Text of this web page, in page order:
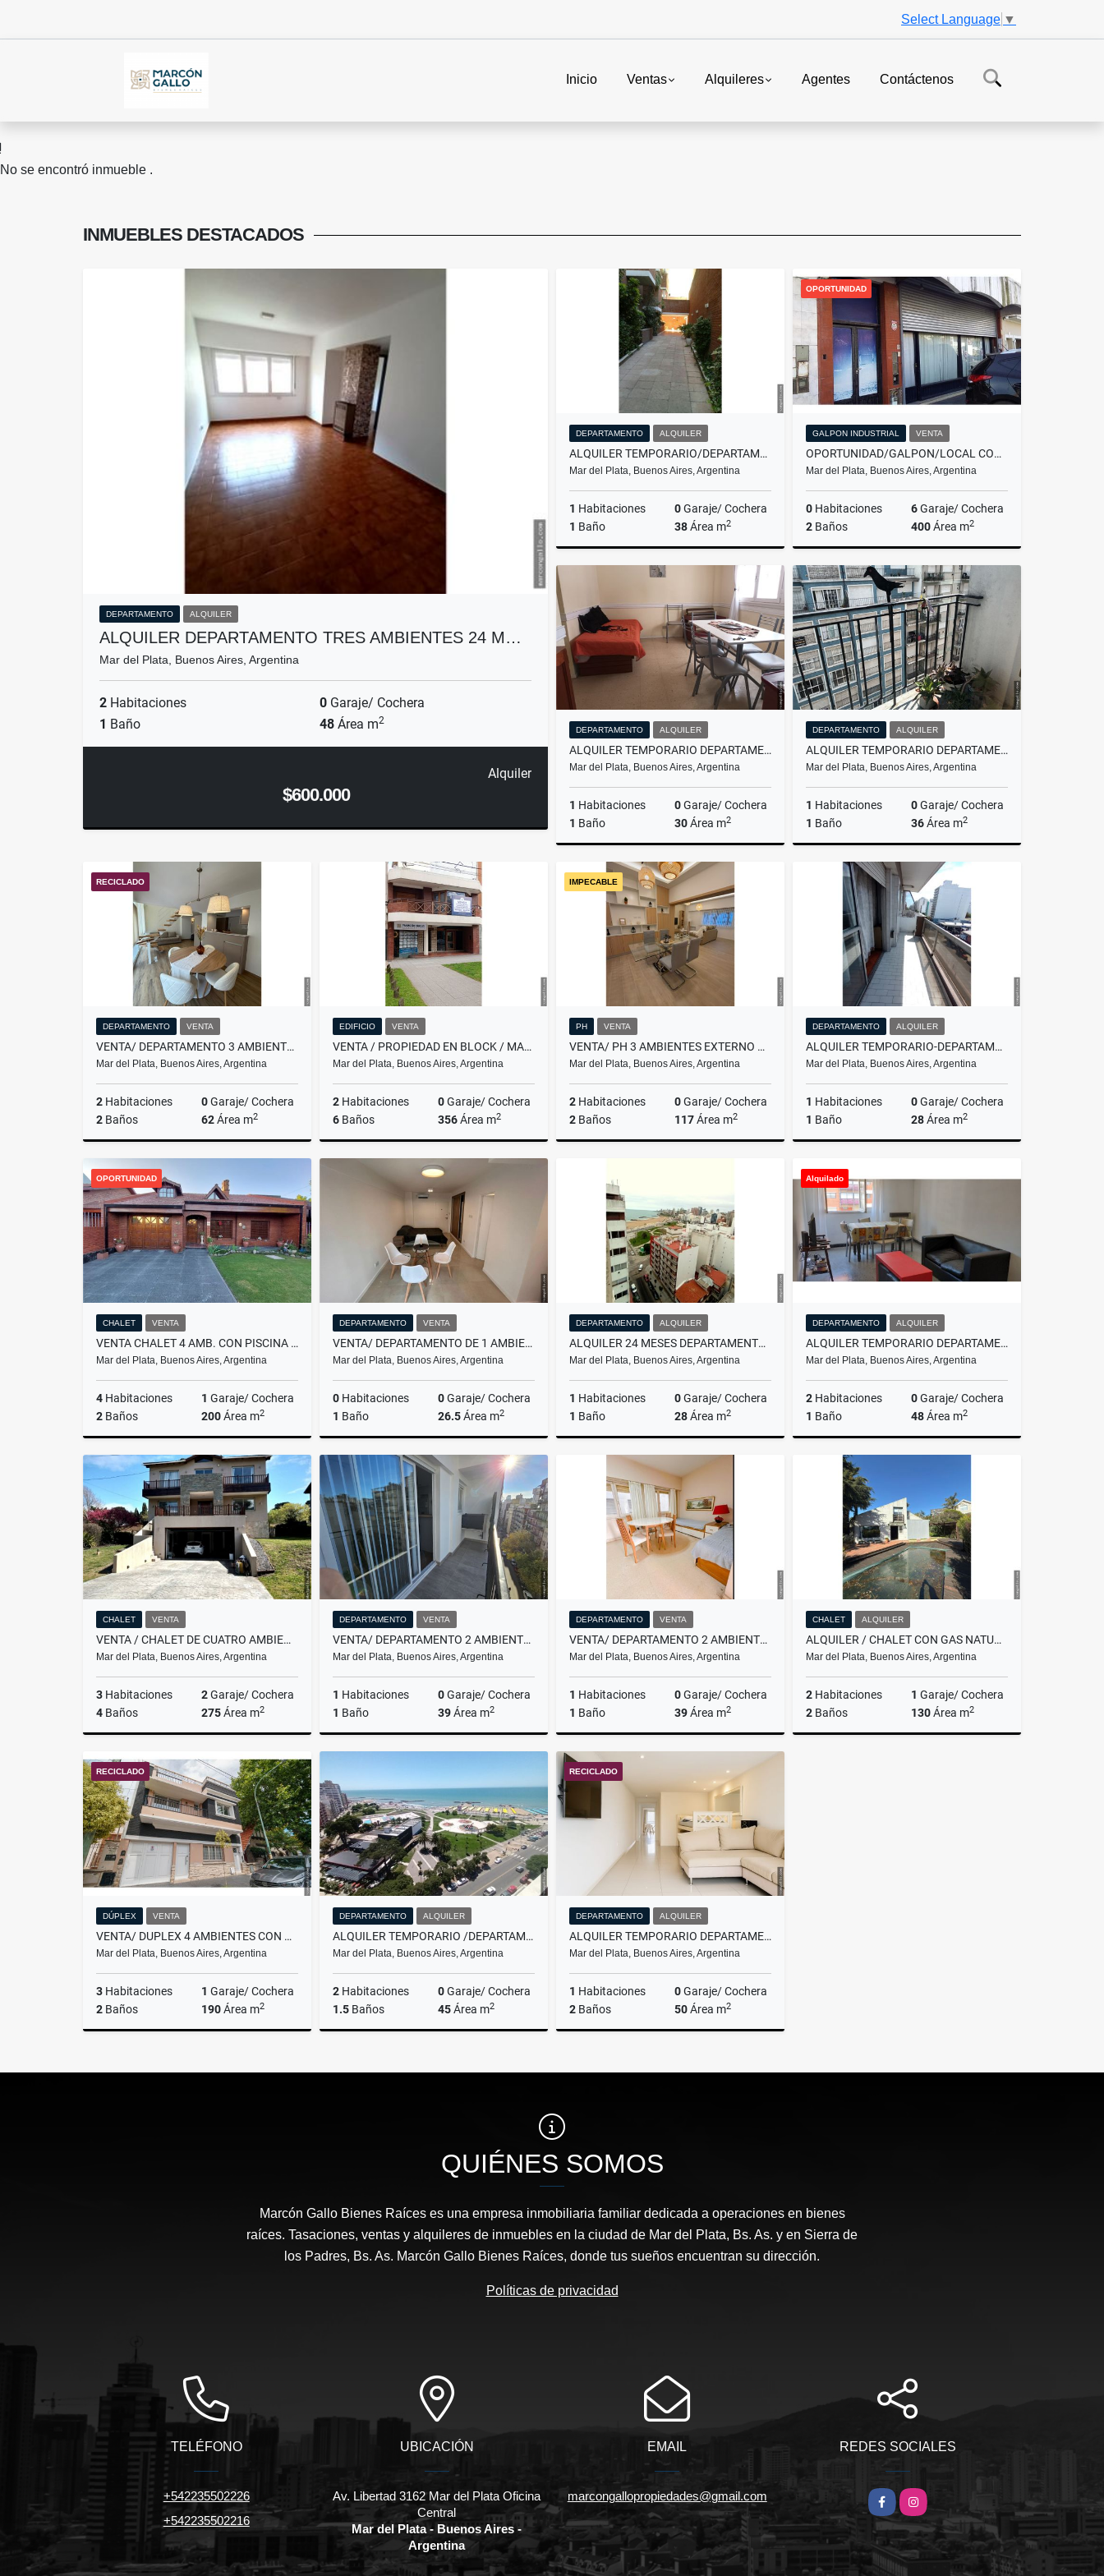
Select Language ▼
Inicio Ventas Alquileres Agentes Contáctenos
No se encontró inmueble .
INMUEBLES DESTACADOS
DEPARTAMENTO ALQUILER
ALQUILER DEPARTAMENTO TRES AMBIENTES 24 M…
Mar del Plata, Buenos Aires, Argentina
2 Habitaciones 0 Garaje/ Cochera
1 Baño 48 Área m2
Alquiler
$600.000
DEPARTAMENTO ALQUILER
ALQUILER TEMPORARIO/DEPARTAMENTO DE 2 AMBIENTES/MAR DEL PLATA
Mar del Plata, Buenos Aires, Argentina
1 Habitaciones 0Garaje/ Cochera
1 Baño 38Área m2
Alquiler
OPORTUNIDAD
GALPON INDUSTRIAL VENTA
OPORTUNIDAD/GALPON/LOCAL CON OFICINAS/VENTA/TOMA PERMUTA
Mar del Plata, Buenos Aires, Argentina
0 Habitaciones 6Garaje/ Cochera
2 Baños 400Área m2
US$200,000
DEPARTAMENTO ALQUILER
ALQUILER TEMPORARIO DEPARTAMENTO 2 AMBIENTES/MAR DEL PLATA
Mar del Plata, Buenos Aires, Argentina
1 Habitaciones 0Garaje/ Cochera
1 Baño 30Área m2
$11.111
DEPARTAMENTO ALQUILER
ALQUILER TEMPORARIO DEPARTAMENTO 2 AMBIENTES/ MAR DEL PLATA
Mar del Plata, Buenos Aires, Argentina
1 Habitaciones 0Garaje/ Cochera
1 Baño 36Área m2
$11.111
RECICLADO
DEPARTAMENTO VENTA
VENTA/ DEPARTAMENTO 3 AMBIENTES A LA CALLE EN DUPLEX/ / MAR DEL PLATA
Mar del Plata, Buenos Aires, Argentina
2 Habitaciones 0Garaje/ Cochera
2 Baños 62Área m2
US$115,900
EDIFICIO VENTA
VENTA / PROPIEDAD EN BLOCK / MAR DEL PLATA
Mar del Plata, Buenos Aires, Argentina
2 Habitaciones 0Garaje/ Cochera
6 Baños 356Área m2
US$520,000
IMPECABLE
PH VENTA
VENTA/ PH 3 AMBIENTES EXTERNO APTO CRÉDITO / MAR DEL PLATA
Mar del Plata, Buenos Aires, Argentina
2 Habitaciones 0Garaje/ Cochera
2 Baños 117Área m2
DEPARTAMENTO ALQUILER
ALQUILER TEMPORARIO-DEPARTAMENTO 1 AMBIENTE- MAR DEL PLATA
Mar del Plata, Buenos Aires, Argentina
1 Habitaciones 0Garaje/ Cochera
1 Baño 28Área m2
$11.111
OPORTUNIDAD
CHALET VENTA
VENTA CHALET 4 AMB. CON PISCINA Y PLAYROOM-MAR DEL PLATA
Mar del Plata, Buenos Aires, Argentina
4 Habitaciones 1 Garaje/ Cochera
2 Baños 200Área m2
Venta
US$219,000
DEPARTAMENTO VENTA
VENTA/ DEPARTAMENTO DE 1 AMBIENTE CON BALCON SALIENTE / MAR DEL PLATA
Mar del Plata, Buenos Aires, Argentina
0 Habitaciones 0Garaje/ Cochera
1 Baño 26.5Área m2
Venta
US$61,000
DEPARTAMENTO ALQUILER
ALQUILER 24 MESES DEPARTAMENTO DE 1 AMBIENTE/MAR DEL PLATA
Mar del Plata, Buenos Aires, Argentina
1 Habitaciones 0Garaje/ Cochera
1 Baño 28Área m2
$480.000
Alquilado
DEPARTAMENTO ALQUILER
ALQUILER TEMPORARIO DEPARTAMENTO DE 3 AMBIENTES/MAR DEL PLATA
Mar del Plata, Buenos Aires, Argentina
2 Habitaciones 0Garaje/ Cochera
1 Baño 48Área m2
CHALET VENTA
VENTA / CHALET DE CUATRO AMBIENTES / SIERRA DE LOS PADRES
Mar del Plata, Buenos Aires, Argentina
3 Habitaciones 2Garaje/ Cochera
4 Baños 275Área m2
Venta
US$265,000
DEPARTAMENTO VENTA
VENTA/ DEPARTAMENTO 2 AMBIENTES A LA CALLE / MAR DEL PLATA
Mar del Plata, Buenos Aires, Argentina
1 Habitaciones 0Garaje/ Cochera
1 Baño 39Área m2
DEPARTAMENTO VENTA
VENTA/ DEPARTAMENTO 2 AMBIENTES A LA CALLE / MAR DEL PLATA
Mar del Plata, Buenos Aires, Argentina
1 Habitaciones 0Garaje/ Cochera
1 Baño 39Área m2
Venta
CHALET ALQUILER
ALQUILER / CHALET CON GAS NATURAL / SIERRA DE LOS PADRES
Mar del Plata, Buenos Aires, Argentina
2 Habitaciones 1 Garaje/ Cochera
2 Baños 130Área m2
RECICLADO
DÚPLEX VENTA
VENTA/ DUPLEX 4 AMBIENTES CON COCHERA/ MAR DEL PLATA
Mar del Plata, Buenos Aires, Argentina
3 Habitaciones 1 Garaje/ Cochera
2 Baños 190Área m2
US$270,000
DEPARTAMENTO ALQUILER
ALQUILER TEMPORARIO /DEPARTAMENTO 3 AMBIENTES/MAR DEL PLATA
Mar del Plata, Buenos Aires, Argentina
2 Habitaciones 0Garaje/ Cochera
1.5 Baños 45Área m2
$11.111
RECICLADO
DEPARTAMENTO ALQUILER
ALQUILER TEMPORARIO DEPARTAMENTO DE 2 AMBIENTES/MAR DEL PLATA
Mar del Plata, Buenos Aires, Argentina
1 Habitaciones 0Garaje/ Cochera
2 Baños 50Área m2
$11.111
QUIÉNES SOMOS
Marcón Gallo Bienes Raíces es una empresa inmobiliaria familiar dedicada a operaciones en bienes
raíces. Tasaciones, ventas y alquileres de inmuebles en la ciudad de Mar del Plata, Bs. As. y en Sierra de
los Padres, Bs. As. Marcón Gallo Bienes Raíces, donde tus sueños encuentran su dirección.
Políticas de privacidad
TELÉFONO
+542235502226
+542235502216
UBICACIÓN
Av. Libertad 3162 Mar del Plata Oficina
Central
Mar del Plata - Buenos Aires -
Argentina
EMAIL
marcongallopropiedades@gmail.com
REDES SOCIALES
Facebook
Instagram